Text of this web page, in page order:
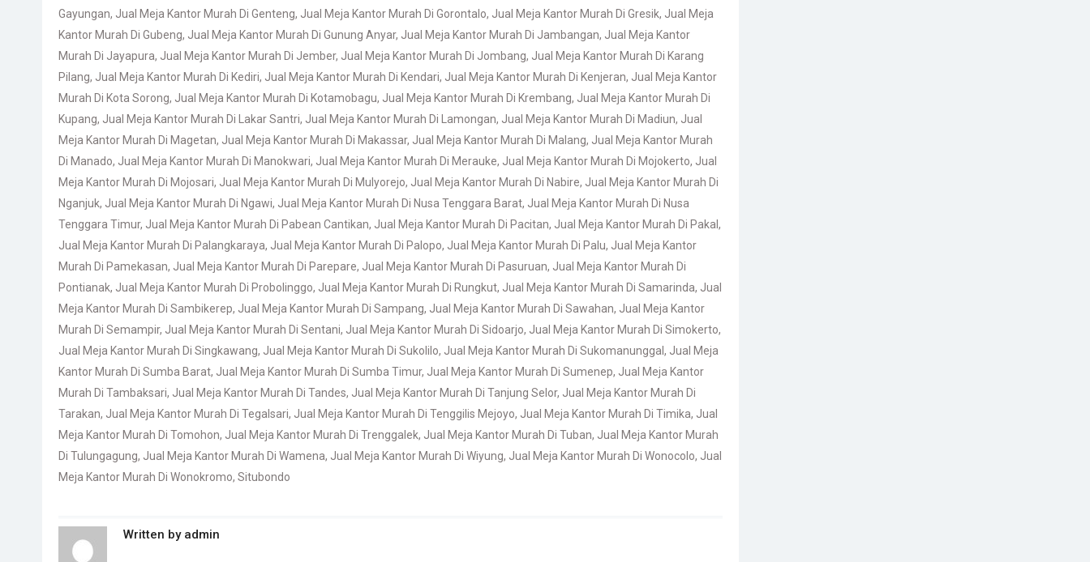
Gayungan, Jual Meja Kantor Murah Di Genteng, Jual Meja Kantor Murah Di Gorontalo, Jual Meja Kantor Murah Di Gresik, Jual Meja
Kantor Murah Di Gubeng, Jual Meja Kantor Murah Di Gunung Anyar, Jual Meja Kantor Murah Di Jambangan, Jual Meja Kantor
Murah Di Jayapura, Jual Meja Kantor Murah Di Jember, Jual Meja Kantor Murah Di Jombang, Jual Meja Kantor Murah Di Karang
Pilang, Jual Meja Kantor Murah Di Kediri, Jual Meja Kantor Murah Di Kendari, Jual Meja Kantor Murah Di Kenjeran, Jual Meja Kantor
Murah Di Kota Sorong, Jual Meja Kantor Murah Di Kotamobagu, Jual Meja Kantor Murah Di Krembang, Jual Meja Kantor Murah Di
Kupang, Jual Meja Kantor Murah Di Lakar Santri, Jual Meja Kantor Murah Di Lamongan, Jual Meja Kantor Murah Di Madiun, Jual
Meja Kantor Murah Di Magetan, Jual Meja Kantor Murah Di Makassar, Jual Meja Kantor Murah Di Malang, Jual Meja Kantor Murah
Di Manado, Jual Meja Kantor Murah Di Manokwari, Jual Meja Kantor Murah Di Merauke, Jual Meja Kantor Murah Di Mojokerto, Jual
Meja Kantor Murah Di Mojosari, Jual Meja Kantor Murah Di Mulyorejo, Jual Meja Kantor Murah Di Nabire, Jual Meja Kantor Murah Di
Nganjuk, Jual Meja Kantor Murah Di Ngawi, Jual Meja Kantor Murah Di Nusa Tenggara Barat, Jual Meja Kantor Murah Di Nusa
Tenggara Timur, Jual Meja Kantor Murah Di Pabean Cantikan, Jual Meja Kantor Murah Di Pacitan, Jual Meja Kantor Murah Di Pakal ,
Jual Meja Kantor Murah Di Palangkaraya, Jual Meja Kantor Murah Di Palopo, Jual Meja Kantor Murah Di Palu, Jual Meja Kantor
Murah Di Pamekasan, Jual Meja Kantor Murah Di Parepare, Jual Meja Kantor Murah Di Pasuruan, Jual Meja Kantor Murah Di
Pontianak, Jual Meja Kantor Murah Di Probolinggo, Jual Meja Kantor Murah Di Rungkut, Jual Meja Kantor Murah Di Samarinda, Jual
Meja Kantor Murah Di Sambikerep, Jual Meja Kantor Murah Di Sampang, Jual Meja Kantor Murah Di Sawahan, Jual Meja Kantor
Murah Di Semampir, Jual Meja Kantor Murah Di Sentani, Jual Meja Kantor Murah Di Sidoarjo, Jual Meja Kantor Murah Di Simokerto,
Jual Meja Kantor Murah Di Singkawang, Jual Meja Kantor Murah Di Sukolilo, Jual Meja Kantor Murah Di Sukomanunggal , Jual Meja
Kantor Murah Di Sumba Barat, Jual Meja Kantor Murah Di Sumba Timur, Jual Meja Kantor Murah Di Sumenep, Jual Meja Kantor
Murah Di Tambaksari, Jual Meja Kantor Murah Di Tandes, Jual Meja Kantor Murah Di Tanjung Selor, Jual Meja Kantor Murah Di
Tarakan, Jual Meja Kantor Murah Di Tegalsari, Jual Meja Kantor Murah Di Tenggilis Mejoyo, Jual Meja Kantor Murah Di Timika, Jual
Meja Kantor Murah Di Tomohon, Jual Meja Kantor Murah Di Trenggalek, Jual Meja Kantor Murah Di Tuban, Jual Meja Kantor Murah
Di Tulungagung, Jual Meja Kantor Murah Di Wamena, Jual Meja Kantor Murah Di Wiyung, Jual Meja Kantor Murah Di Wonocolo, Jual
Meja Kantor Murah Di Wonokromo, Situbondo
Written by admin